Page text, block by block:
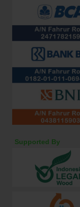
Supported By